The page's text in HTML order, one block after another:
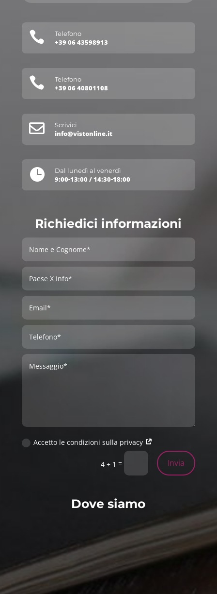
 Telefono
+39 06 43598913
 Telefono
+39 06 40801108
 Scrivici
info@vistonline.it
 Dal lunedì al venerdì
9:00-13:00 / 14:30-18:00
Richiedici informazioni
Accetto le condizioni sulla privacy
4 + 1 = Invia
Dove siamo